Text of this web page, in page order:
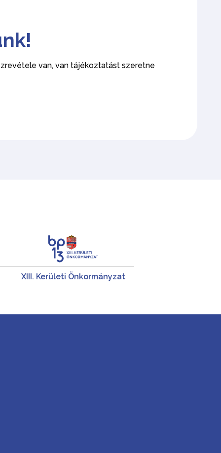
van, van tájékoztatást szeretne
XIII. Kerületi Önkormányzat